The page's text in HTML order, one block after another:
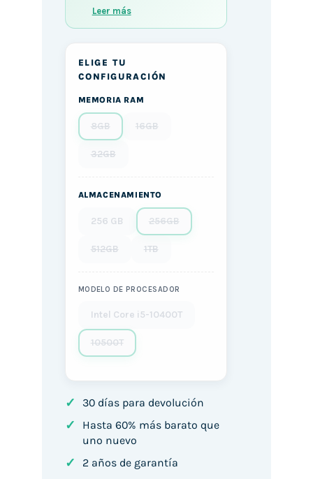
Leer más
ELIGE TU
CONFIGURACIÓN
MEMORIA RAM
8GB 16GB
32GB
ALMACENAMIENTO
256 GB 256GB
512GB 1TB
MODELO DE PROCESADOR
Intel Core i5-10400T
10500T
✓ 30 días para devolución
✓
Hasta 60% más barato que
uno nuevo
✓ 2 años de garantía